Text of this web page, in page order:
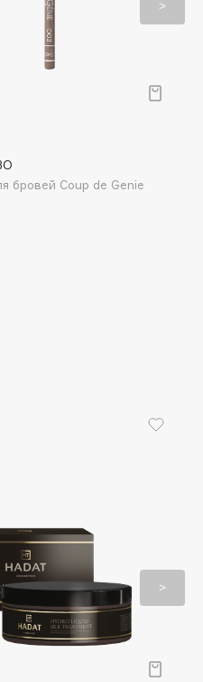
бровей Coup de Genie